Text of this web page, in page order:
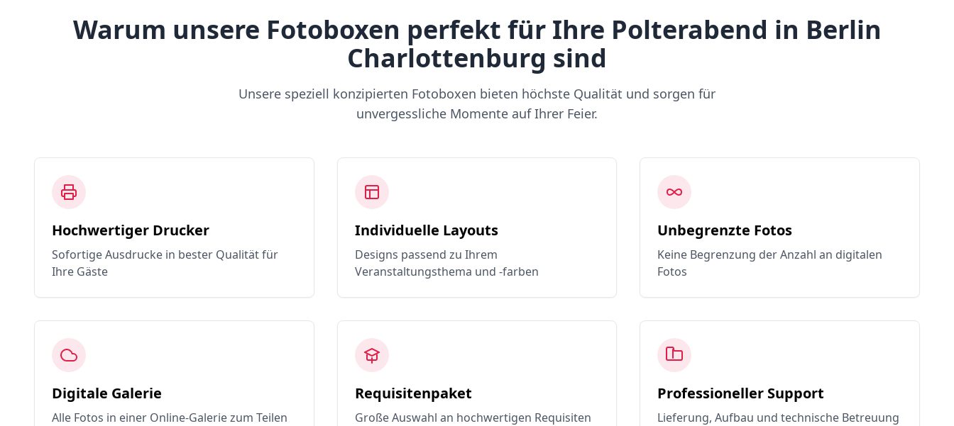
Warum unsere Fotoboxen perfekt für Ihre Polterabend in Berlin
Charlottenburg sind
Unsere speziell konzipierten Fotoboxen bieten höchste Qualität und sorgen für
unvergessliche Momente auf Ihrer Feier.
Hochwertiger Drucker
Sofortige Ausdrucke in bester Qualität für
Ihre Gäste
Individuelle Layouts
Designs passend zu Ihrem
Veranstaltungsthema und -farben
Unbegrenzte Fotos
Keine Begrenzung der Anzahl an digitalen
Fotos
Digitale Galerie
Alle Fotos in einer Online-Galerie zum Teilen
Requisitenpaket
Große Auswahl an hochwertigen Requisiten
Professioneller Support
Lieferung, Aufbau und technische Betreuung